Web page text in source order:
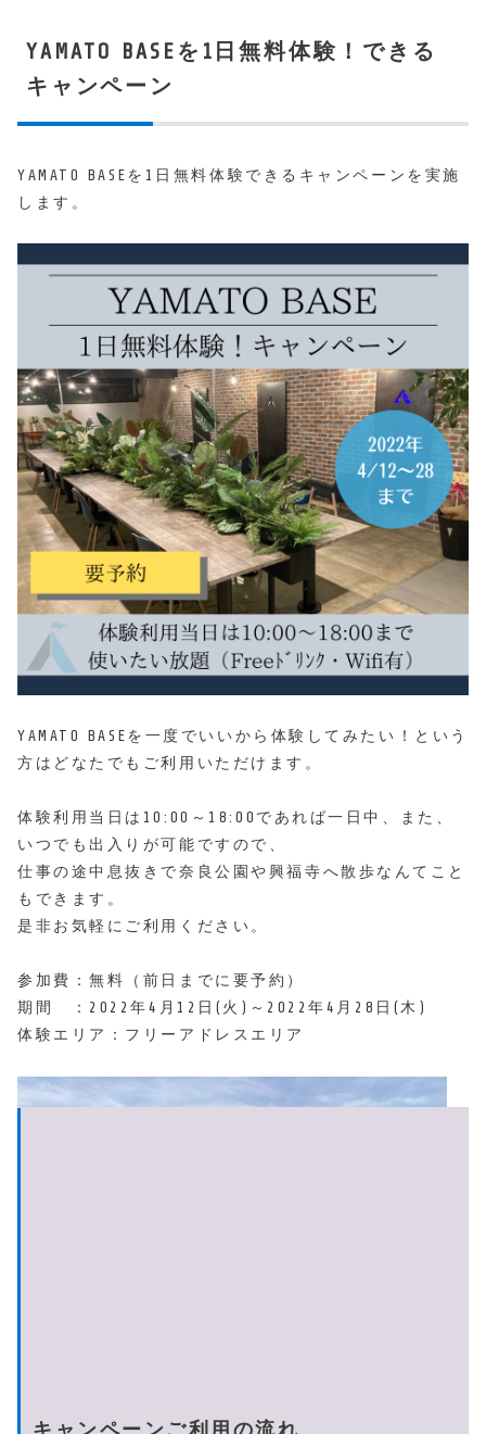
YAMATO BASEを1日無料体験！できる
キャンペーン
YAMATO BASEを1日無料体験できるキャンペーンを実施
します。
YAMATO BASEを一度でいいから体験してみたい！という
方はどなたでもご利用いただけます。
体験利用当日は10:00～18:00であれば一日中、また、
いつでも出入りが可能 ですので、
仕事の途中息抜きで奈良公園や興福寺へ散歩なんてこと
もできます。
是非お気軽にご利用ください。
参加費：無料（前日までに要予約）
期間 ：2022年4月12日(火)～2022年4月28日(木)
体験エリア：フリーアドレスエリア
キャンペーンご利用の流れ